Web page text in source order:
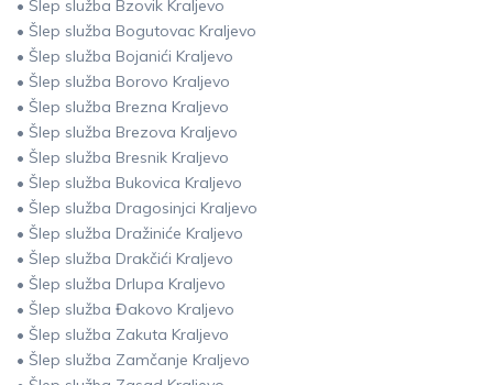
• Šlep služba Bzovik Kraljevo
• Šlep služba Bogutovac Kraljevo
• Šlep služba Bojanići Kraljevo
• Šlep služba Borovo Kraljevo
• Šlep služba Brezna Kraljevo
• Šlep služba Brezova Kraljevo
• Šlep služba Bresnik Kraljevo
• Šlep služba Bukovica Kraljevo
• Šlep služba Dragosinjci Kraljevo
• Šlep služba Dražiniće Kraljevo
• Šlep služba Drakčići Kraljevo
• Šlep služba Drlupa Kraljevo
• Šlep služba Đakovo Kraljevo
• Šlep služba Zakuta Kraljevo
• Šlep služba Zamčanje Kraljevo